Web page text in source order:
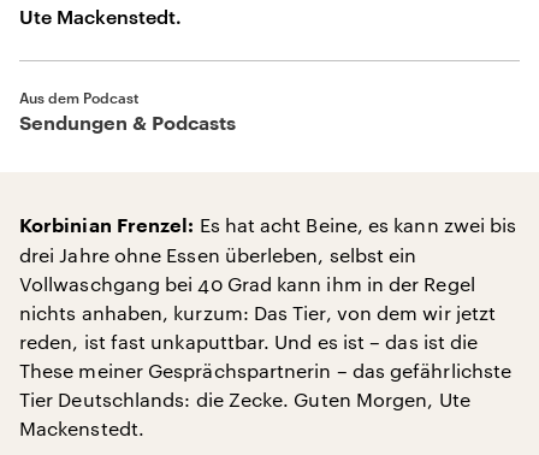
Ute Mackenstedt.
Aus dem Podcast
Sendungen & Podcasts
Korbinian Frenzel: Es hat acht Beine, es kann zwei bis
drei Jahre ohne Essen überleben, selbst ein
Vollwaschgang bei 40 Grad kann ihm in der Regel
nichts anhaben, kurzum: Das Tier, von dem wir jetzt
reden, ist fast unkaputtbar. Und es ist – das ist die
These meiner Gesprächspartnerin – das gefährlichste
Tier Deutschlands: die Zecke. Guten Morgen, Ute
Mackenstedt.